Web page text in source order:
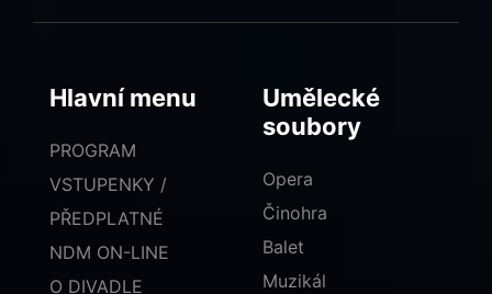
Hlavní menu
PROGRAM
VSTUPENKY /
PŘEDPLATNÉ
NDM ON-LINE
O DIVADLE
Umělecké
soubory
Opera
Činohra
Balet
Muzikál